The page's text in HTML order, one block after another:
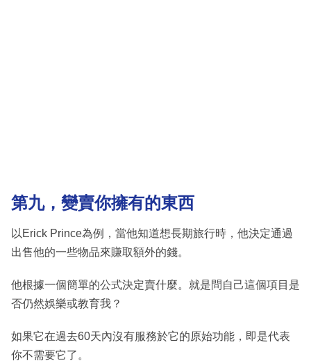
第九，變賣你擁有的東西
以Erick Prince為例，當他知道想長期旅行時，他決定通過
出售他的一些物品來賺取額外的錢。
他根據一個簡單的公式決定賣什麼。就是問自己這個項目是
否仍然娛樂或教育我？
如果它在過去60天內沒有服務於它的原始功能，即是代表
你不需要它了。